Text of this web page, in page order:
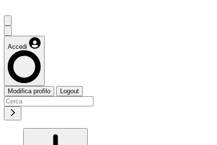
Accedi
Modifica profilo Logout